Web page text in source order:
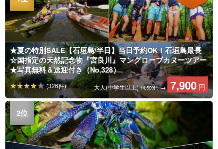
★夏の特別SALE【石垣島/半日】当日予約OK！石垣島最長
☆国指定の天然記念物『宮良川』マングローブカヌーツアー
★写真無料＆送迎付き（No.328）
大人(中学生以上)14,500円→ 7,900 円
(326件)